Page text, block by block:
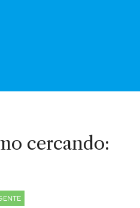
cercando: